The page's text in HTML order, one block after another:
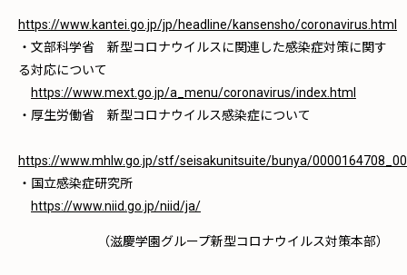
https://www.kantei.go.jp/jp/headline/kansensho/coronavirus.html
・文部科学省 新型コロナウイルスに関連した感染症対策に関す
る対応について
https://www.mext.go.jp/a_menu/coronavirus/index.html
・厚生労働省 新型コロナウイルス感染症について
https://www.mhlw.go.jp/stf/seisakunitsuite/bunya/
・国立感染症研究所
https://www.niid.go.jp/niid/ja/
（滋慶学園グループ新型コロナウイルス対策本部）